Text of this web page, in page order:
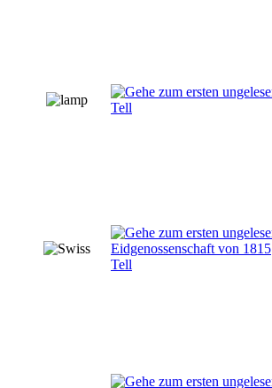
Tell
Eidgenossenschaft von 1815
Tell